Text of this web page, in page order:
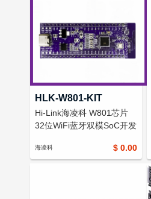
HLK-W801-KIT
Hi-Link海凌科 W801芯片
32位WiFi蓝牙双模SoC开发
开发板
海凌科 $ 0.00